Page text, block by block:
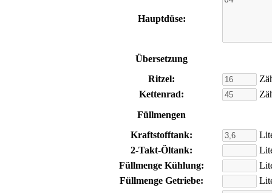
Hauptdüse:
Übersetzung
Ritzel:
Kettenrad:
Füllmengen
Kraftstofftank:
2-Takt-Öltank:
Füllmenge Kühlung:
Füllmenge Getriebe: